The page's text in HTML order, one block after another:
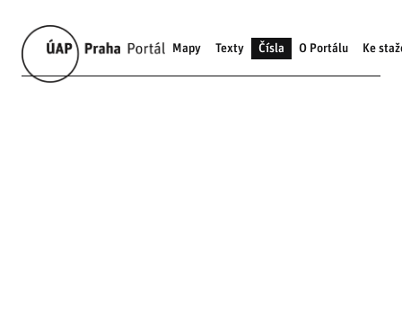
Mapy Texty Čísla O Portálu Ke